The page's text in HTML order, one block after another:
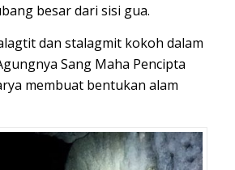
besar dari sisi gua.
dan stalagmit kokoh dalam
Sang Maha Pencipta
membuat bentukan alam